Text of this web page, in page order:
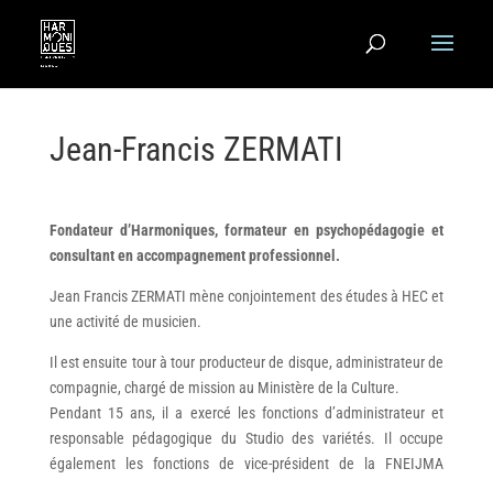
Jean-Francis ZERMATI
Fondateur d’Harmoniques, formateur en psychopédagogie et
consultant en accompagnement professionnel.
Jean Francis ZERMATI mène conjointement des études à HEC et
une activité de musicien.
Il est ensuite tour à tour producteur de disque, administrateur de
compagnie, chargé de mission au Ministère de la Culture.
Pendant 15 ans, il a exercé les fonctions d’administrateur et
responsable pédagogique du Studio des variétés. Il occupe
également les fonctions de vice-président de la FNEIJMA